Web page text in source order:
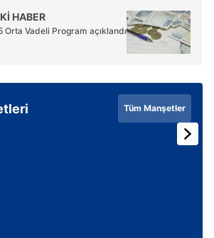
HABER
Vadeli Program açıklandı
Tüm Manşetler